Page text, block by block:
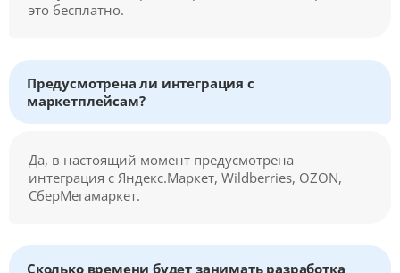
это бесплатно.
Предусмотрена ли интеграция с
маркетплейсам?
Да, в настоящий момент предусмотрена
интеграция с Яндекс.Маркет, Wildberries, OZON,
СберМегамаркет.
Сколько времени будет занимать разработка